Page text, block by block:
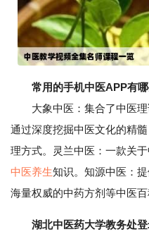
常用的手机中医APP有
大象中医：集合了中医理
通过深度挖掘中医文化的精
理方式。灵兰中医：一款关
中医养生知识。知源中医：
海量权威的中药方剂等中医百
湖北中医药大学教务处登